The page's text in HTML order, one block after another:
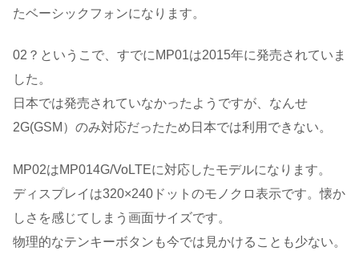
たベーシックフォンになります。
02？というこで、すでにMP01は2015年に発売されていま
した。
日本では発売されていなかったようですが、なんせ
2G(GSM）のみ対応だったため日本では利用できない。
MP02はMP014G/VoLTEに対応したモデルになります。
ディスプレイは320×240ドットのモノクロ表示です。懐か
しさを感じてしまう画面サイズです。
物理的なテンキーボタンも今では見かけることも少ない。